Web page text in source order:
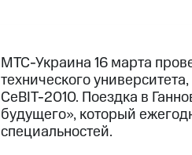
МТС-Украина 16 марта
технического
CeBIT-2010. Поездка в
будущего», который
специальностей.